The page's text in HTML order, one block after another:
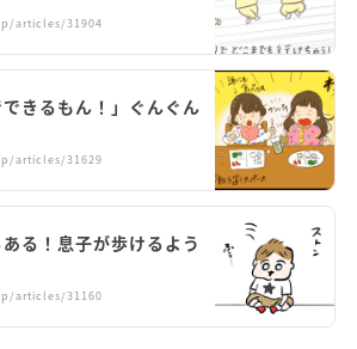
articles/31904
できるもん！」ぐんぐん
articles/31629
ある！息子が歩けるよう
articles/31160